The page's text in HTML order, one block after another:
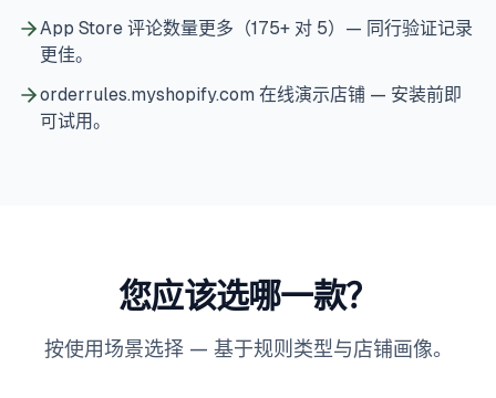
App Store 评论数量更多（175+ 对 5）— 同行验证记录
更佳。
orderrules.myshopify.com 在线演示店铺 — 安装前即
可试用。
您应该选哪一款？
按使用场景选择 — 基于规则类型与店铺画像。